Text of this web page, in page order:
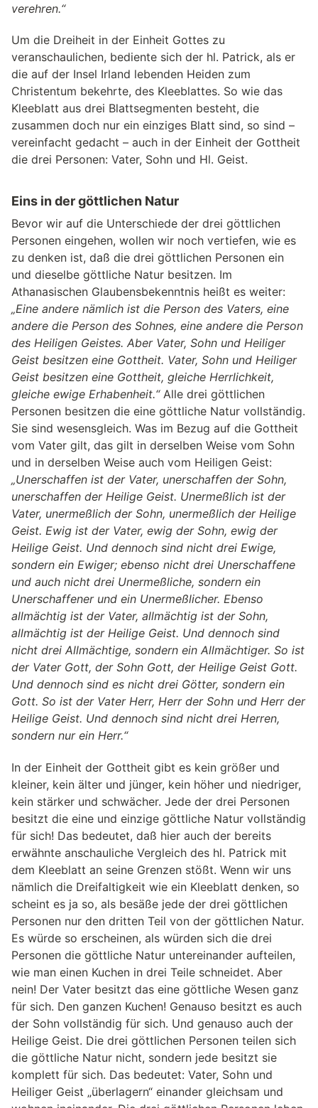
verehren.“
Um die Dreiheit in der Einheit Gottes zu
veranschaulichen, bediente sich der hl. Patrick, als er
die auf der Insel Irland lebenden Heiden zum
Christentum bekehrte, des Kleeblattes. So wie das
Kleeblatt aus drei Blattsegmenten besteht, die
zusammen doch nur ein einziges Blatt sind, so sind –
vereinfacht gedacht – auch in der Einheit der Gottheit
die drei Personen: Vater, Sohn und Hl. Geist.
Eins in der göttlichen Natur
Bevor wir auf die Unterschiede der drei göttlichen
Personen eingehen, wollen wir noch vertiefen, wie es
zu denken ist, daß die drei göttlichen Personen ein
und dieselbe göttliche Natur besitzen. Im
Athanasischen Glaubensbekenntnis heißt es weiter:
„Eine andere nämlich ist die Person des Vaters, eine
andere die Person des Sohnes, eine andere die Person
des Heiligen Geistes. Aber Vater, Sohn und Heiliger
Geist besitzen eine Gottheit. Vater, Sohn und Heiliger
Geist besitzen eine Gottheit, gleiche Herrlichkeit,
gleiche ewige Erhabenheit.“Alle drei göttlichen
Personen besitzen die eine göttliche Natur vollständig.
Sie sind wesensgleich. Was im Bezug auf die Gottheit
vom Vater gilt, das gilt in derselben Weise vom Sohn
und in derselben Weise auch vom Heiligen Geist:
„Unerschaffen ist der Vater, unerschaffen der Sohn,
unerschaffen der Heilige Geist. Unermeßlich ist der
Vater, unermeßlich der Sohn, unermeßlich der Heilige
Geist. Ewig ist der Vater, ewig der Sohn, ewig der
Heilige Geist. Und dennoch sind nicht drei Ewige,
sondern ein Ewiger; ebenso nicht drei Unerschaffene
und auch nicht drei Unermeßliche, sondern ein
Unerschaffener und ein Unermeßlicher. Ebenso
allmächtig ist der Vater, allmächtig ist der Sohn,
allmächtig ist der Heilige Geist. Und dennoch sind
nicht drei Allmächtige, sondern ein Allmächtiger. So ist
der Vater Gott, der Sohn Gott, der Heilige Geist Gott.
Und dennoch sind es nicht drei Götter, sondern ein
Gott. So ist der Vater Herr, Herr der Sohn und Herr der
Heilige Geist. Und dennoch sind nicht drei Herren,
sondern nur ein Herr.“
In der Einheit der Gottheit gibt es kein größer und
kleiner, kein älter und jünger, kein höher und niedriger,
kein stärker und schwächer. Jede der drei Personen
besitzt die eine und einzige göttliche Natur vollständig
für sich! Das bedeutet, daß hier auch der bereits
erwähnte anschauliche Vergleich des hl. Patrick mit
dem Kleeblatt an seine Grenzen stößt. Wenn wir uns
nämlich die Dreifaltigkeit wie ein Kleeblatt denken, so
scheint es ja so, als besäße jede der drei göttlichen
Personen nur den dritten Teil von der göttlichen Natur.
Es würde so erscheinen, als würden sich die drei
Personen die göttliche Natur untereinander aufteilen,
wie man einen Kuchen in drei Teile schneidet. Aber
nein! Der Vater besitzt das eine göttliche Wesen ganz
für sich. Den ganzen Kuchen! Genauso besitzt es auch
der Sohn vollständig für sich. Und genauso auch der
Heilige Geist. Die drei göttlichen Personen teilen sich
die göttliche Natur nicht, sondern jede besitzt sie
komplett für sich. Das bedeutet: Vater, Sohn und
Heiliger Geist „überlagern“ einander gleichsam und